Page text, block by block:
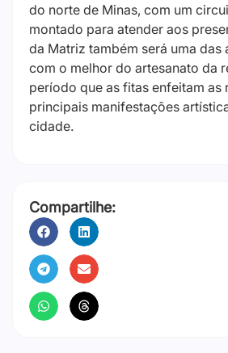
do norte de Minas, com um
montado para atender aos
da Matriz também será uma das
com o melhor do artesanato da
período que as fitas enfeitam as
principais manifestações
cidade.
Compartilhe: